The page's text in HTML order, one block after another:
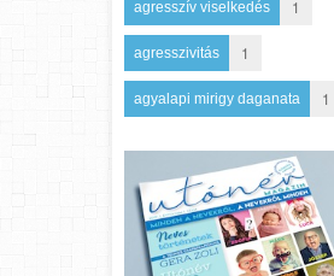
agresszív viselkedés 1
agresszivitás 1
agyalapi mirigy daganata 1